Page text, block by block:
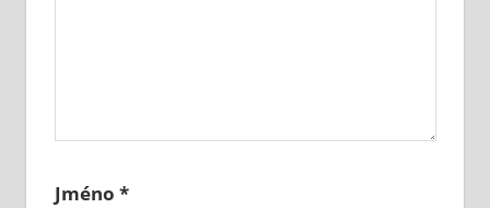
Jméno *